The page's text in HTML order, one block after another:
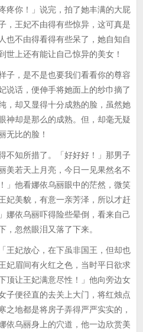
疼你！」说完，拍了她丰满的大屁
，王妃不由得有些惊异，这可真是
也不由得看得有些呆了，她自知自
世上还有能让自己惊异的美女！
，是不是也要我们看看你的尊容
说话，便伸手将她面上的纱巾摘了
，却又显得十分成熟的脸，虽然她
神却是那么的成熟。但，却毫无疑
无比的脸！
知所措了。「好好好！」那男子
美若天上月亮，今日一见果然名不
」他看娜依乌丽眼中的茫然，微笑
妃美貌，有意一亲芳泽，所以才赶
娜依乌丽吓得险些晕倒，看来自己
，忽然眼泪又落了下来。
妃放心，在下虽非国王，但却也
妃眉间有火红之色，当时平日欲求
顶让王妃满意尽性！」他向旁边女
便径直的去关上大门，将红烛点
之地都是将房子弄得严严实实的，
依乌丽身上的穴道，他一边欣赏美